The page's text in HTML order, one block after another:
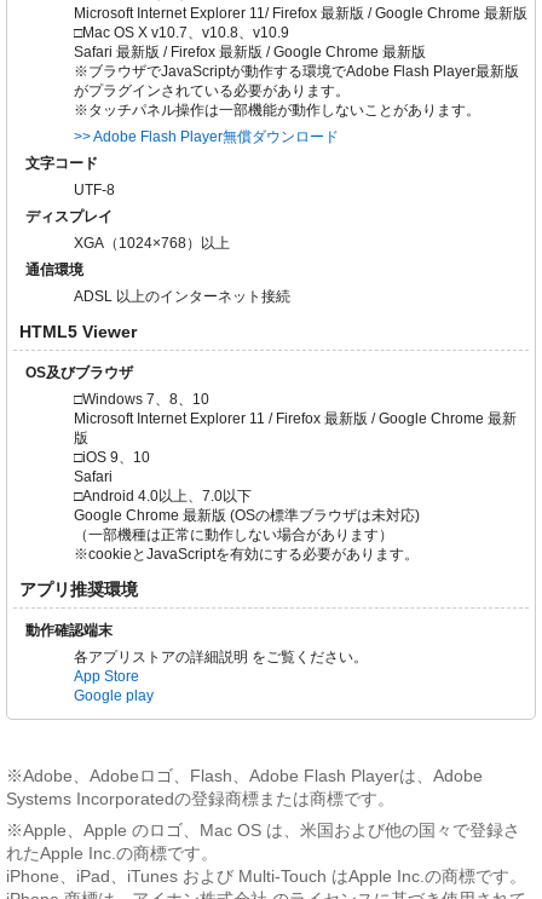
Microsoft Internet Explorer 11/ Firefox 最新版 / Google Chrome 最新版
□Mac OS X v10.7、v10.8、v10.9
Safari 最新版 / Firefox 最新版 / Google Chrome 最新版
※ブラウザでJavaScriptが動作する環境でAdobe Flash Player最新版
がプラグインされている必要があります。
※タッチパネル操作は一部機能が動作しないことがあります。
>> Adobe Flash Player無償ダウンロード
文字コード
UTF-8
ディスプレイ
XGA（1024×768）以上
通信環境
ADSL 以上のインターネット接続
HTML5 Viewer
OS及びブラウザ
□Windows 7、8、10
Microsoft Internet Explorer 11 / Firefox 最新版 / Google Chrome 最新
版
□iOS 9、10
Safari
□Android 4.0以上、7.0以下
Google Chrome 最新版 (OSの標準ブラウザは未対応)
（一部機種は正常に動作しない場合があります）
※cookieとJavaScriptを有効にする必要があります。
アプリ推奨環境
動作確認端末
各アプリストアの詳細説明 をご覧ください。
App Store
Google play
※Adobe、Adobeロゴ、Flash、Adobe Flash Playerは、Adobe
Systems Incorporatedの登録商標または商標です。
※Apple、Apple のロゴ、Mac OS は、米国および他の国々で登録さ
れたApple Inc.の商標です。
iPhone、iPad、iTunes および Multi-Touch はApple Inc.の商標です。